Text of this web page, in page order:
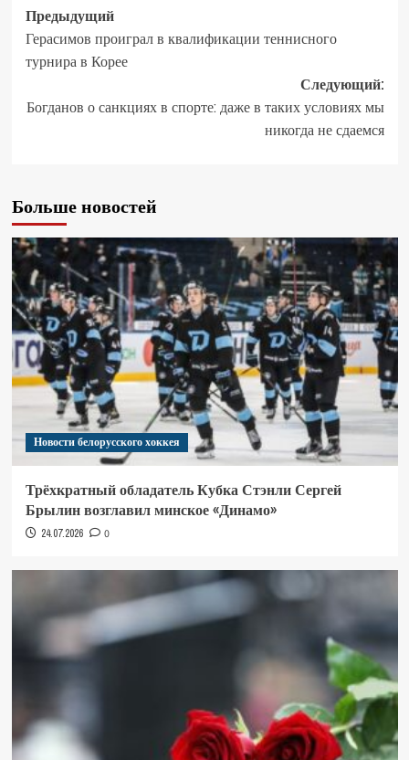
Предыдущий
Герасимов проиграл в квалификации теннисного
турнира в Корее
Следующий:
Богданов о санкциях в спорте: даже в таких условиях мы
никогда не сдаемся
Больше новостей
Новости белорусского хоккея
Трёхкратный обладатель Кубка Стэнли Сергей
Брылин возглавил минское «Динамо»
24.07.2026 0